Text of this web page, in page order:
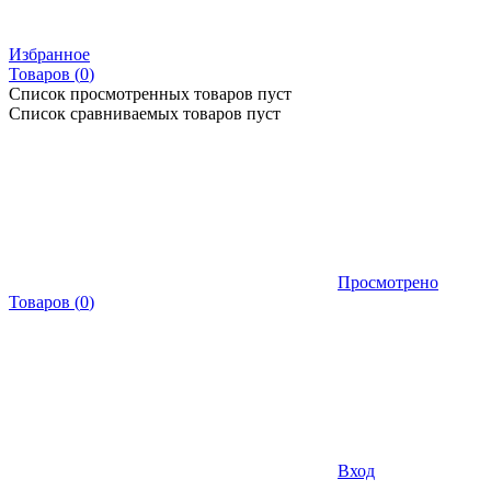
Избранное
Товаров (0)
Список просмотренных товаров пуст
Список сравниваемых товаров пуст
Просмотрено
Товаров (0)
Вход